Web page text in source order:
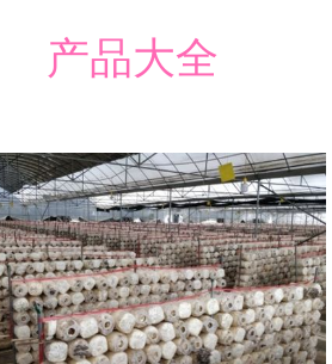
产品大全